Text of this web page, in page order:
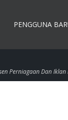
PENGGUNA
Perniagaan Dan Iklan